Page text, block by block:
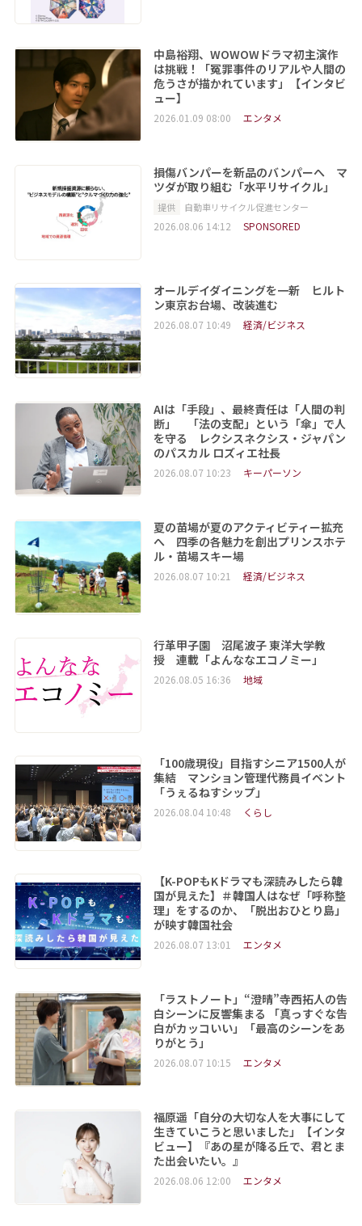
中島裕翔、WOWOWドラマ初主演作
は挑戦！「冤罪事件のリアルや人間の
危うさが描かれています」【インタビ
ュー】
2026.01.09 08:00 エンタメ
損傷バンパーを新品のバンパーへ マ
ツダが取り組む「水平リサイクル」
提供 自動車リサイクル促進センター
2026.08.06 14:12 SPONSORED
オールデイダイニングを一新 ヒルト
ン東京お台場、改装進む
2026.08.07 10:49 経済/ビジネス
AIは「手段」、最終責任は「人間の判
断」 「法の支配」という「傘」で人
を守る レクシスネクシス・ジャパン
のパスカル ロズィエ社長
2026.08.07 10:23 キーパーソン
夏の苗場が夏のアクティビティー拡充
へ 四季の各魅力を創出プリンスホテ
ル・苗場スキー場
2026.08.07 10:21 経済/ビジネス
行革甲子園 沼尾波子 東洋大学教
授 連載「よんななエコノミー」
2026.08.05 16:36 地域
「100歳現役」目指すシニア1500人が
集結 マンション管理代務員イベント
「うぇるねすシップ」
2026.08.04 10:48 くらし
【K-POPもKドラマも深読みしたら韓
国が見えた】＃韓国人はなぜ「呼称整
理」をするのか、「脱出おひとり島」
が映す韓国社会
2026.08.07 13:01 エンタメ
「ラストノート」“澄晴”寺西拓人の告
白シーンに反響集まる 「真っすぐな告
白がカッコいい」「最高のシーンをあ
りがとう」
2026.08.07 10:15 エンタメ
福原遥「自分の大切な人を大事にして
生きていこうと思いました」【インタ
ビュー】『あの星が降る丘で、君とま
た出会いたい。』
2026.08.06 12:00 エンタメ